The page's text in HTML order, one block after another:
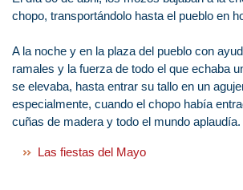
chopo, transportándolo hasta el pueblo en
A la noche y en la plaza del pueblo con
ramales y la fuerza de todo el que echaba
se elevaba, hasta entrar su tallo en un
especialmente, cuando el chopo había
cuñas de madera y todo el mundo aplaudía.
Las fiestas del Mayo